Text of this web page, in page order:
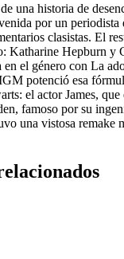
una historia de
por un periodista
clasistas. El
Katharine Hepburn y
en el género con La
potenció esa
el actor James,
famoso por su
una vistosa remake